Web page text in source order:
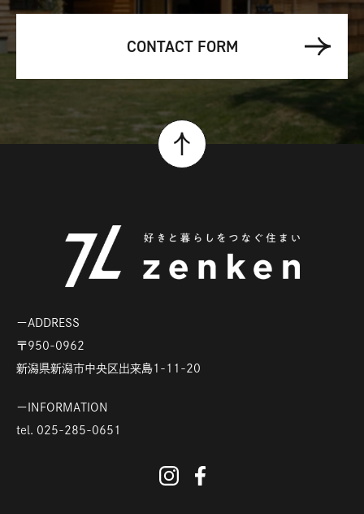
CONTACT FORM
ADDRESS
〒950-0962
新潟県新潟市中央区出来島1-11-20
INFORMATION
tel. 025-285-0651